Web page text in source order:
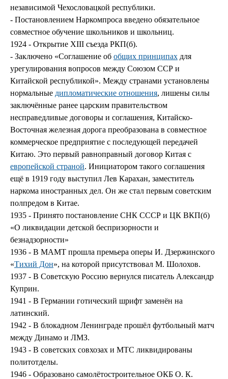
независимой Чехословацкой республики.
- Постановлением Наркомпроса введено обязательное
совместное обучение школьников и школьниц.
1924 - Открытие XIII съезда РКП(б).
- Заключено «Соглашение об общих принципах для
урегулирования вопросов между Союзом ССР и
Китайской республикой». Между странами установлены
нормальные дипломатические отношения, лишены силы
заключённые ранее царским правительством
несправедливые договоры и соглашения, Китайско-
Восточная железная дорога преобразована в совместное
коммерческое предприятие с последующей передачей
Китаю. Это первый равноправный договор Китая с
европейской страной. Инициатором такого соглашения
ещё в 1919 году выступил Лев Карахан, заместитель
наркома иностранных дел. Он же стал первым советским
полпредом в Китае.
1935 - Принято постановление СНК СССР и ЦК ВКП(б)
«О ликвидации детской беспризорности и
безнадзорности»
1936 - В МАМТ прошла премьера оперы И. Дзержинского
«Тихий Дон», на которой присутствовал М. Шолохов.
1937 - В Советскую Россию вернулся писатель Александр
Куприн.
1941 - В Германии готический шрифт заменён на
латинский.
1942 - В блокадном Ленинграде прошёл футбольный матч
между Динамо и ЛМЗ.
1943 - В советских совхозах и МТС ликвидированы
политотделы.
1946 - Образовано самолётостроительное ОКБ О. К.